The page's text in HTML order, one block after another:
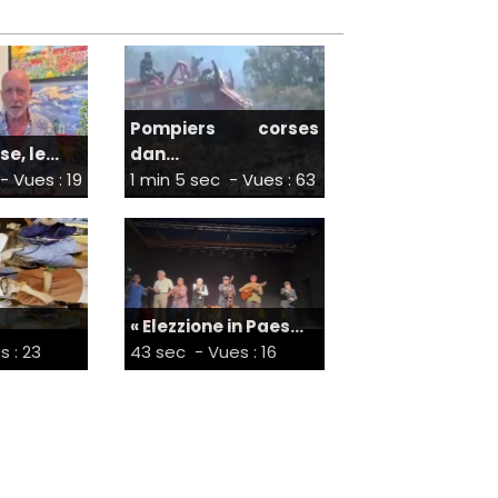
le...
- Vues : 19
Pompiers corses
dan...
1 min 5 sec - Vues : 63
: 23
« Elezzione in Paes...
43 sec - Vues : 16